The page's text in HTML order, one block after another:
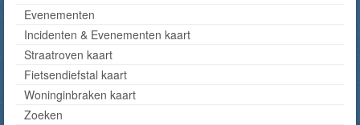
Evenementen
Incidenten & Evenementen kaart
Straatroven kaart
Fietsendiefstal kaart
Woninginbraken kaart
Zoeken